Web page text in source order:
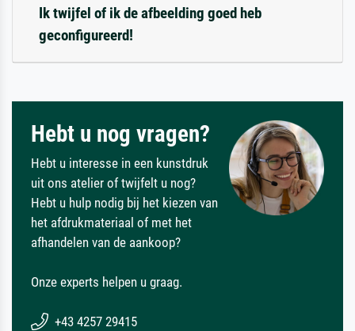
Ik twijfel of ik de afbeelding goed heb
geconfigureerd!
Hebt u nog vragen?
Hebt u interesse in een kunstdruk
uit ons atelier of twijfelt u nog?
Hebt u hulp nodig bij het kiezen van
het afdrukmateriaal of met het
afhandelen van de aankoop?
Onze experts helpen u graag.
+43 4257 29415